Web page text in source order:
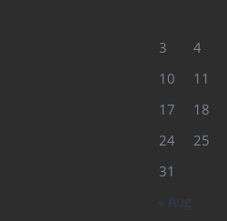
3
4
10
11
17
18
24
25
31
« Aug